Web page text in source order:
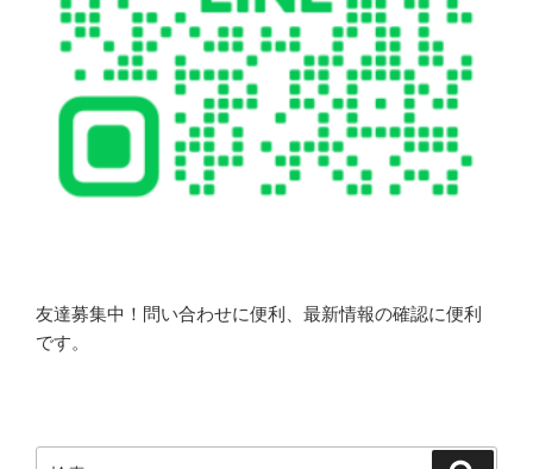
友達募集中！問い合わせに便利、最新情報の確認に便利
です。